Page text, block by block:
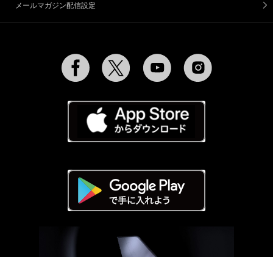
メールマガジン配信設定
Facebook Twitter YouTube Instagram